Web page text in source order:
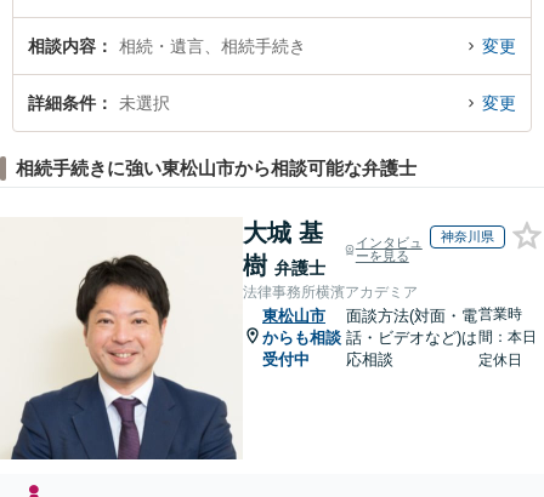
法律相談できる東松山市内の弁護士に相談予約したい』などでお困りの相談者
さんにおすすめです。
相談内容 相続・遺言、相続手続き 変更
詳細条件 未選択 変更
相続手続きに強い東松山市から相談可能な弁護士
大城 基
樹 弁護士
インタビュ
ーを見る
神奈川県
法律事務所横濱アカデミア
東松山市
からも相談
受付中
面談方法(対面・電
話・ビデオなど)は
応相談
営業時
間：本日
定休日